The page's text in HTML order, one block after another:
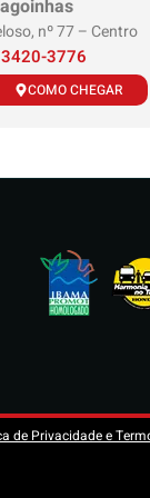
nº 77 – Centro
3776
COMO CHEGAR
de Privacidade e